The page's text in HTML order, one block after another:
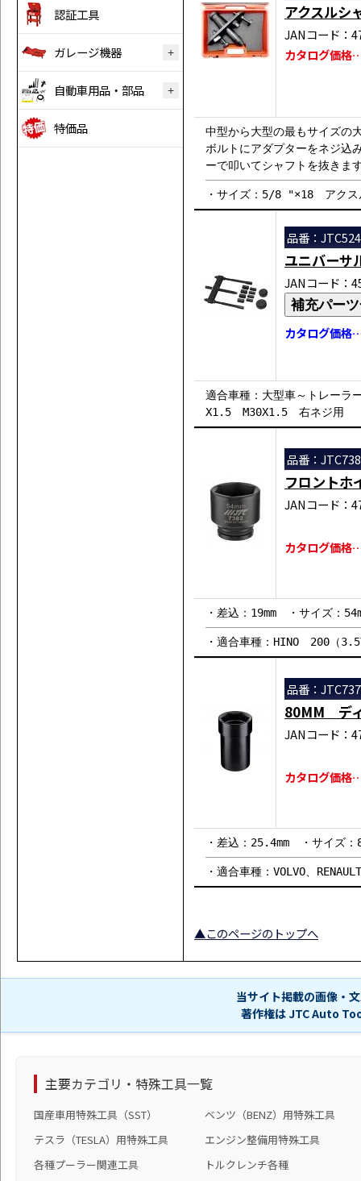
認証工具
ガレージ機器
自動車用品・部品
特価品
アクスルシ
JANコード：
カタログ価格
中型から大型の最もサイズの
ボルトにアダプターをネジ込
ーで叩いてシャフトを抜きま
・サイズ：5/8 "×18 アクス
品番：
ユニバーサ
JANコード：
補充パー
カタログ価格
適合車種：大型車～トレー
X1.5 M30X1.5 右ネジ用
品番：
フロントホ
JANコード：
カタログ価格
・差込：19mm ・サイズ：
・適合車種：HINO 200（
品番：
80MM デ
JANコード：
カタログ価格
・差込：25.4mm ・サイズ
・適合車種：VOLVO、
▲このページのトップへ
当サイト掲載の画像・
著作権は JTC Auto
主要カテゴリ・特殊工具一覧
国産車用特殊工具（SST）
ベンツ（BENZ）用特殊工具
テスラ（TESLA）用特殊工具
エンジン整備用特殊工具
各種プーラー関連工具
トルクレンチ各種